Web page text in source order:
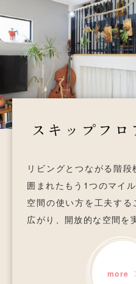
スキップフ
リビングとつながる階段
囲まれたもう1つのマイル
空間の使い方を工夫する
広がり、開放的な空間を
more